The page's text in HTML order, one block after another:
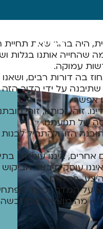
שערי ציון
היה ברור שאת תחיית
אותנו בגלות
עמוקה.
בה דורות רבים,
על ידי הדור הזה
אפשרי.
זוהי זכותנו, זוהי
של תנועתנו.
הזו, ולהתחיל
אחרים, איננו עוסקים
עוסקים בצד הביקוש
בתכנים.
על המדף, וכיצד
– מה מוצאים שם?